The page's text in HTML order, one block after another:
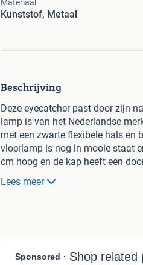
Materiaal
Kunststof, Metaal
Beschrijving
Deze eyecatcher past door zijn
lamp is van het Nederlandse
met een zwarte flexibele hals
vloerlamp is nog in mooie staat
cm hoog en de kap heeft een
sporen van gebruik. Te koop voor
Lees meer